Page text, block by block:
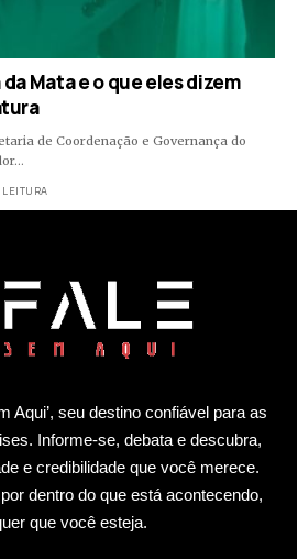
Mata e o que eles dizem
de Coordenação e Governança do
Aqui’, seu destino confiável para as
Informe-se, debata e descubra,
e credibilidade que você merece.
dentro do que está acontecendo,
que você esteja.